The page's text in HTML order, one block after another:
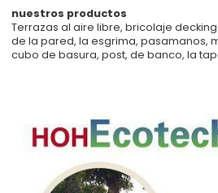
nuestros productos
Terrazas al aire libre, bricolaje
de la pared, la esgrima, pasamanos,
cubo de basura, post, de banco, la